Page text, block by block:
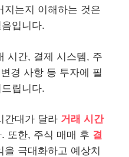
지는지 이해하는 것은
입니다.
시간, 결제 시스템, 주
경 사항 등 투자에 필
립니다.
간대가 달라 거래 시간
또한, 주식 매매 후 결
을 극대화하고 예상치